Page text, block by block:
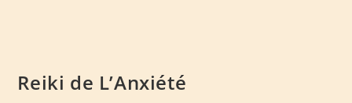
Reiki de L’Anxiété